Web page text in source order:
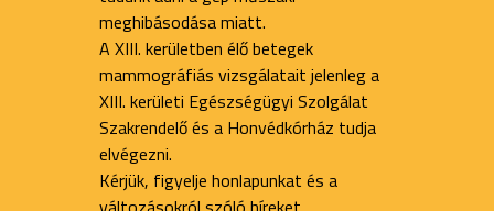
meghibásodása miatt.
A XIII. kerületben élő betegek
mammográfiás vizsgálatait jelenleg a
XIII. kerületi Egészségügyi Szolgálat
Szakrendelő és a Honvédkórház tudja
elvégezni.
Kérjük, figyelje honlapunkat és a